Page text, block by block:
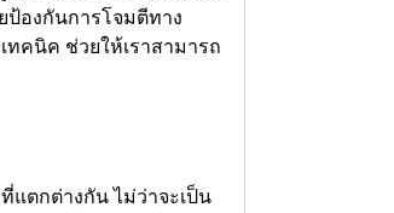
ป้องกันการโจมตีทาง
ทคนิค ช่วยให้เราสามารถ
แตกต่างกัน ไม่ว่าจะเป็น